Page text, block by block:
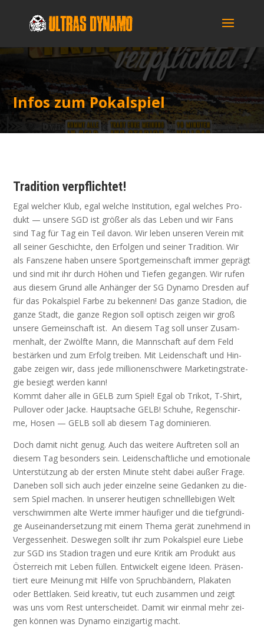
Infos zum Pokalspiel
Tra­di­ti­on verpflichtet!
Egal wel­cher Klub, egal wel­che Insti­tu­ti­on, egal wel­ches Pro­
dukt — unse­re SGD ist grö­ßer als das Leben und wir Fans
sind Tag für Tag ein Teil davon. Wir leben unse­ren Ver­ein mit
all sei­ner Geschich­te, den Erfol­gen und sei­ner Tra­di­ti­on. Wir
als Fan­sze­ne haben unse­re Sport­ge­mein­schaft immer geprägt
und sind mit ihr durch Höhen und Tie­fen gegan­gen. Wir rufen
aus die­sem Grund alle Anhän­ger der SG Dyna­mo Dres­den auf
für das Pokal­spiel Far­be zu beken­nen! Das gan­ze Sta­di­on, die
gan­ze Stadt, die gan­ze Regi­on soll optisch zei­gen wir groß
unse­re Gemein­schaft ist. An die­sem Tag soll unser Zusam­
men­halt, der Zwölf­te Mann, die Mann­schaft auf dem Feld
bestär­ken und zum Erfolg trei­ben. Mit Lei­den­schaft und Hin­
ga­be zei­gen wir, dass jede mil­lio­nen­schwe­re Mar­ke­ting­stra­te­
gie besiegt wer­den kann!
Kommt daher alle in GELB zum Spiel! Egal ob Tri­kot, T‑Shirt,
Pull­over oder Jacke. Haupt­sa­che GELB! Schu­he, Regen­schir­
me, Hosen — GELB soll ab die­sem Tag dominieren.
Doch damit nicht genug. Auch das wei­te­re Auf­tre­ten soll an
die­sem Tag beson­ders sein. Lei­den­schaft­li­che und emo­tio­na­le
Unter­stüt­zung ab der ers­ten Minu­te steht dabei außer Fra­ge.
Dane­ben soll sich auch jeder ein­zel­ne sei­ne Gedan­ken zu die­
sem Spiel machen. In unse­rer heu­ti­gen schnell­le­bi­gen Welt
ver­schwim­men alte Wer­te immer häu­fi­ger und die tief­grün­di­
ge Aus­ein­an­der­set­zung mit einem The­ma gerät zuneh­mend in
Ver­ges­sen­heit. Des­we­gen sollt ihr zum Pokal­spiel eure Lie­be
zur SGD ins Sta­di­on tra­gen und eure Kri­tik am Pro­dukt aus
Öster­reich mit Leben fül­len. Ent­wi­ckelt eige­ne Ideen. Prä­sen­
tiert eure Mei­nung mit Hil­fe von Spruch­bän­dern, Pla­ka­ten
oder Bett­la­ken. Seid krea­tiv, tut euch zusam­men und zeigt
was uns vom Rest unter­schei­det. Damit wir ein­mal mehr zei­
gen kön­nen was Dyna­mo ein­zig­ar­tig macht.